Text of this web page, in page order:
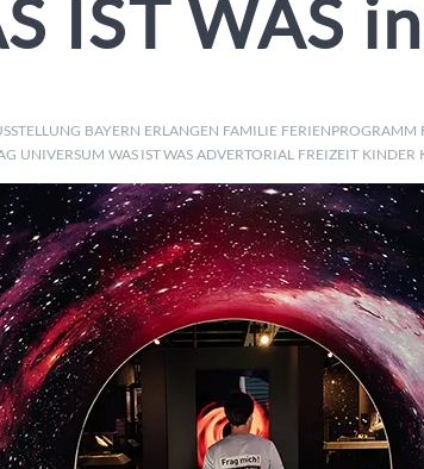
IST WAS
BAYERN ERLANGEN FAMILIE FERIENPROGRAMM
UNIVERSUM WAS IST WAS ADVERTORIAL FREIZEIT KINDER